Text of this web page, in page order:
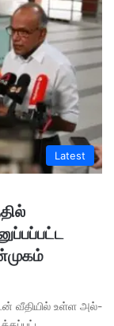
Latest
வீதியில் உள்ள அல்-